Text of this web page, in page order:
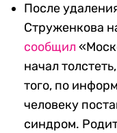
После
Струженкова
сообщил
начал
того, по
человеку
синдром.